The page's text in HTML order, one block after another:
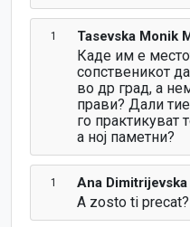
1 Tasevska Monik
Каде им е
сопственикот
во др град, а
прави? Дали
го практикуват
а ној паметни?
1 Ana Dimitrijevska
A zosto ti precat?